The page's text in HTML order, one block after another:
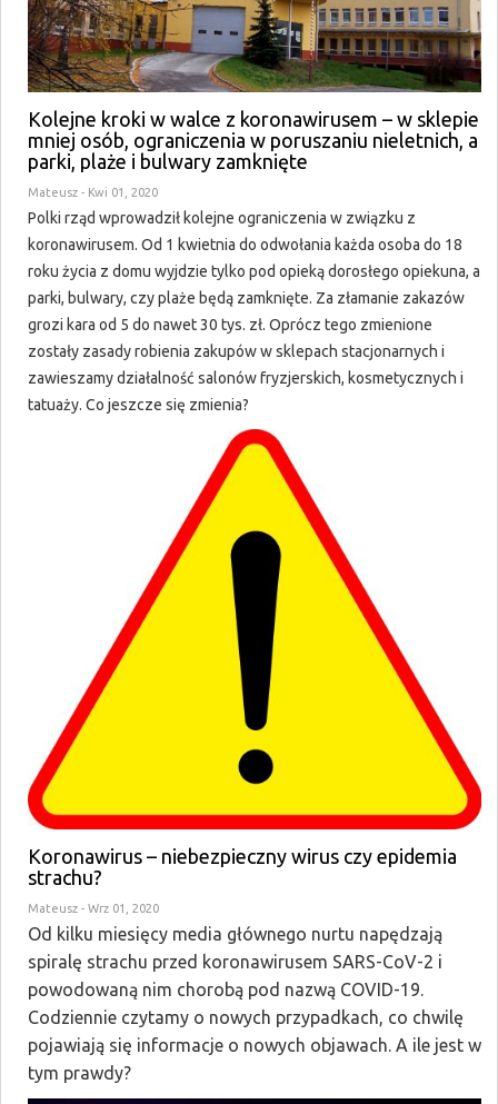
Kolejne kroki w walce z koronawirusem – w sklepie
mniej osób, ograniczenia w poruszaniu nieletnich, a
parki, plaże i bulwary zamknięte
Mateusz - Kwi 01, 2020
Polki rząd wprowadził kolejne ograniczenia w związku z
koronawirusem. Od 1 kwietnia do odwołania każda osoba do 18
roku życia z domu wyjdzie tylko pod opieką dorosłego opiekuna, a
parki, bulwary, czy plaże będą zamknięte. Za złamanie zakazów
grozi kara od 5 do nawet 30 tys. zł. Oprócz tego zmienione
zostały zasady robienia zakupów w sklepach stacjonarnych i
zawieszamy działalność salonów fryzjerskich, kosmetycznych i
tatuaży. Co jeszcze się zmienia?
Koronawirus – niebezpieczny wirus czy epidemia
strachu?
Mateusz - Wrz 01, 2020
Od kilku miesięcy media głównego nurtu napędzają
spiralę strachu przed koronawirusem SARS-CoV-2 i
powodowaną nim chorobą pod nazwą COVID-19.
Codziennie czytamy o nowych przypadkach, co chwilę
pojawiają się informacje o nowych objawach. A ile jest w
tym prawdy?